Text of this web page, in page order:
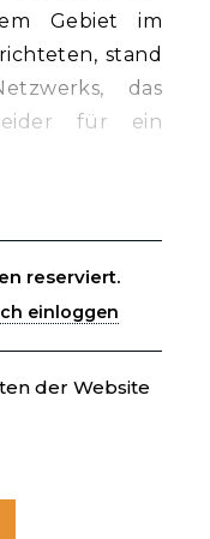
Gebiet im
stand
das
für ein
reserviert.
einloggen
der Website